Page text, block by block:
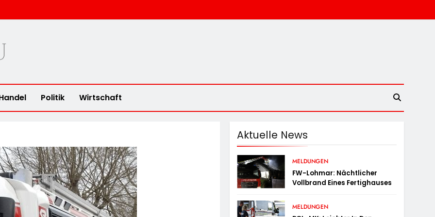
Politik Wirtschaft
Aktuelle News
MELDUNGEN
FW-Lohmar: Nächtlicher
Vollbrand Eines Fertighauses
MELDUNGEN